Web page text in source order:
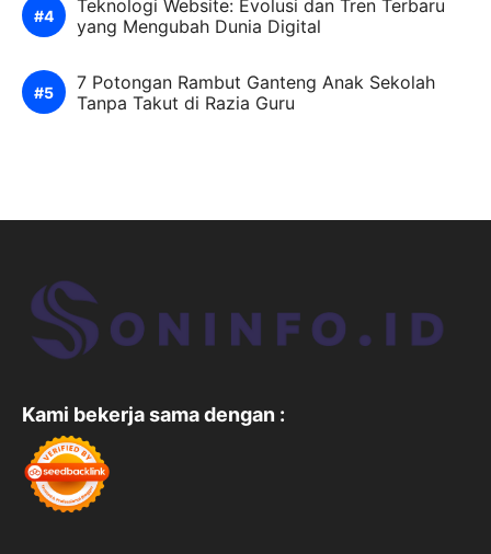
Teknologi Website: Evolusi dan Tren Terbaru
yang Mengubah Dunia Digital
7 Potongan Rambut Ganteng Anak Sekolah
Tanpa Takut di Razia Guru
Kami bekerja sama dengan :